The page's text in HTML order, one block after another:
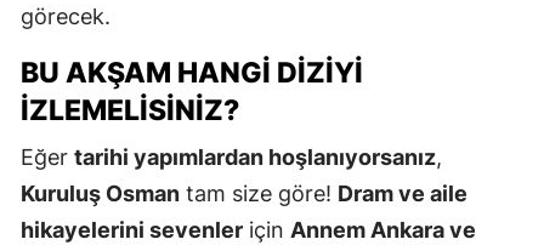
görecek.
BU AKŞAM HANGI DIZIYI
İZLEMELISINIZ?
Eğer tarihi yapımlardan hoşlanıyorsanız,
Kuruluş Osman tam size göre! Dram ve aile
hikayelerini sevenler için Annem Ankara ve